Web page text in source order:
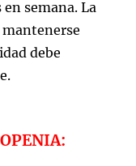
semana. La
debe